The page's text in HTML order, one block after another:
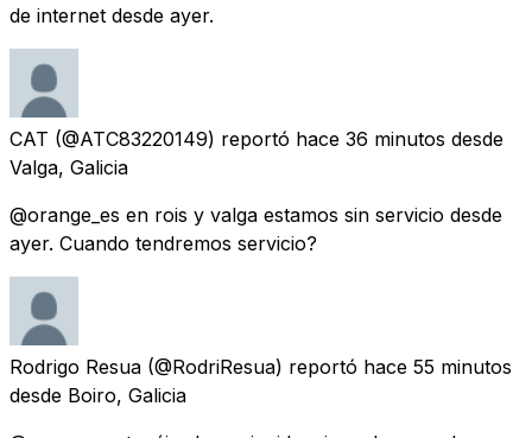
de internet desde ayer.
CAT (@ATC83220149) reportó hace 36 minutos desde
Valga, Galicia
@orange_es en rois y valga estamos sin servicio desde
ayer. Cuando tendremos servicio?
Rodrigo Resua (@RodriResua) reportó hace 55 minutos
desde Boiro, Galicia